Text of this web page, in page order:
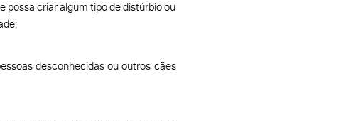
possa criar algum tipo de distúrbio ou
desconhecidas ou outros cães